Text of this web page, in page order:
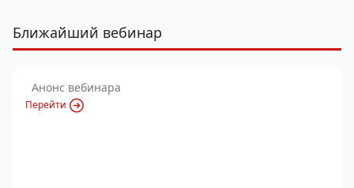
Ближайший вебинар
Анонс вебинара
Перейти